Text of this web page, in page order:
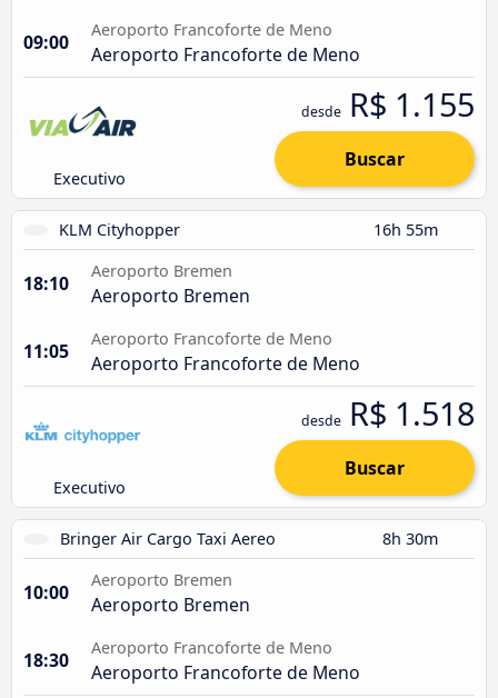
09:00
Aeroporto Francoforte de Meno
Aeroporto Francoforte de Meno
Executivo
desde R$ 1.155
Buscar
KLM Cityhopper 16h 55m
18:10
Aeroporto Bremen
Aeroporto Bremen
11:05
Aeroporto Francoforte de Meno
Aeroporto Francoforte de Meno
Executivo
desde R$ 1.518
Buscar
Bringer Air Cargo Taxi Aereo 8h 30m
10:00
Aeroporto Bremen
Aeroporto Bremen
18:30
Aeroporto Francoforte de Meno
Aeroporto Francoforte de Meno